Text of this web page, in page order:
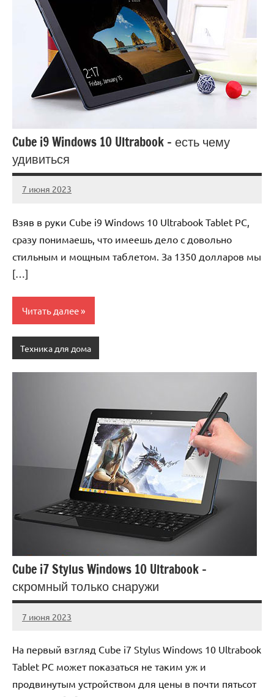
Cube i9 Windows 10 Ultrabook – есть чему
удивиться
7 июня 2023
legostart_ru
Нет
Взяв в руки Cube i9 Windows 10 Ultrabook Tablet PC,
сразу понимаешь, что имеешь дело с довольно
стильным и мощным таблетом. За 1350 долларов мы
[…]
Читать далее
Техника для дома
Cube i7 Stylus Windows 10 Ultrabook –
скромный только снаружи
7 июня 2023
legostart_ru
Нет
На первый взгляд Cube i7 Stylus Windows 10 Ultrabook
Tablet PC может показаться не таким уж и
продвинутым устройством для цены в почти пятьсот